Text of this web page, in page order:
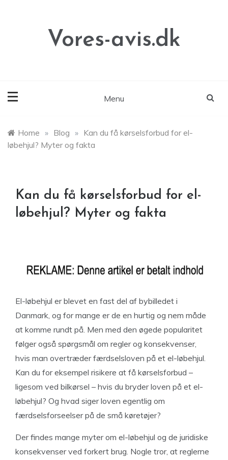
Vores-avis.dk
Menu
Home » Blog » Kan du få kørselsforbud for el-
løbehjul? Myter og fakta
Kan du få kørselsforbud for el-
løbehjul? Myter og fakta
El-løbehjul er blevet en fast del af bybilledet i
Danmark, og for mange er de en hurtig og nem måde
at komme rundt på. Men med den øgede popularitet
følger også spørgsmål om regler og konsekvenser,
hvis man overtræder færdselsloven på et el-løbehjul.
Kan du for eksempel risikere at få kørselsforbud –
ligesom ved bilkørsel – hvis du bryder loven på et el-
løbehjul? Og hvad siger loven egentlig om
færdselsforseelser på de små køretøjer?
Der findes mange myter om el-løbehjul og de juridiske
konsekvenser ved forkert brug. Nogle tror, at reglerne